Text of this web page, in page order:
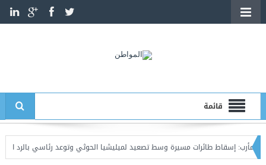
قائمة
طائرات مسيرة وسط تصعيد لميليشيا الحوثي وتوعد رئاسي بالرد الحازم